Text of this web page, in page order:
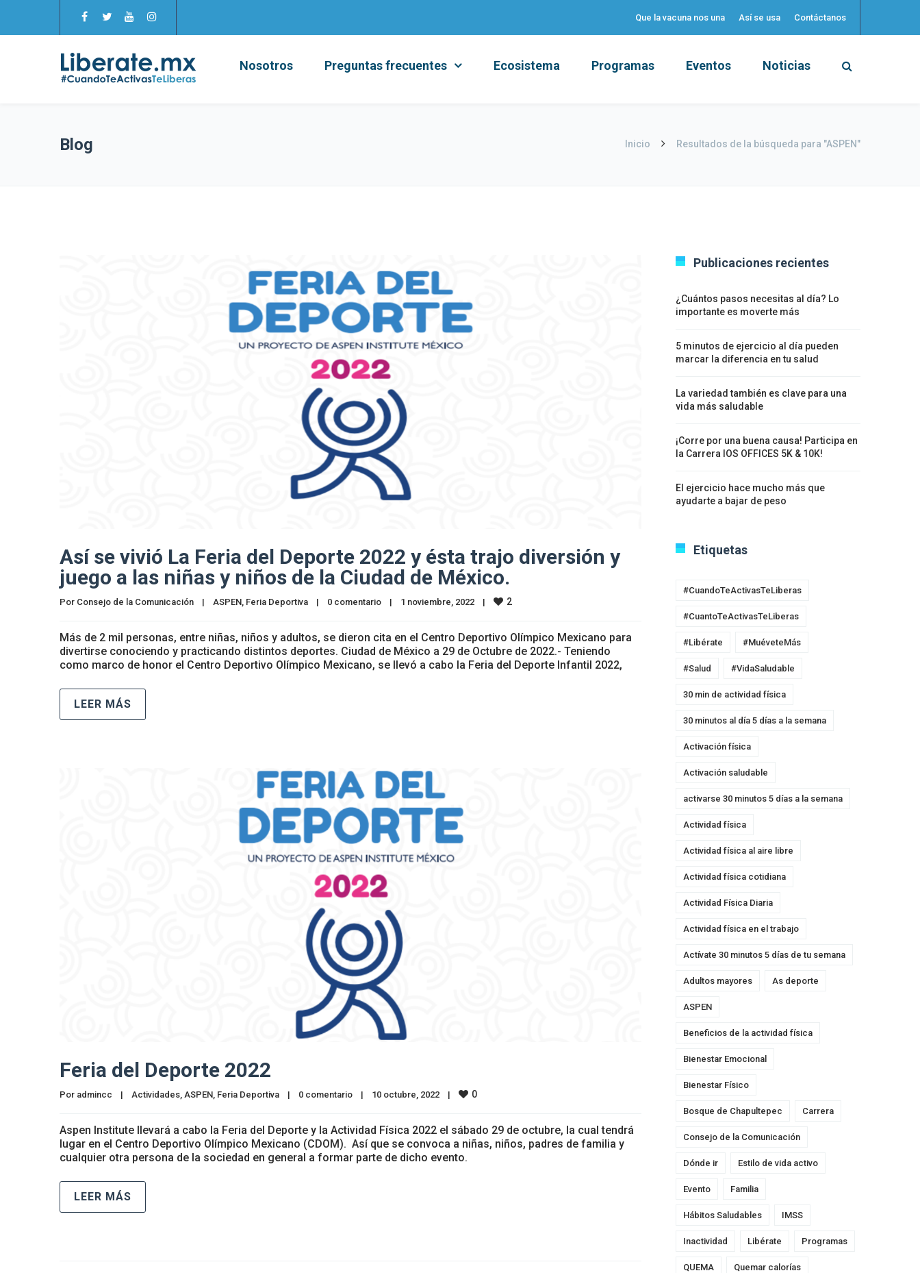
Que la vacuna nos una Así se usa Contáctanos
Nosotros Preguntas frecuentes Ecosistema Programas Eventos Noticias
Blog Inicio Resultados de la búsqueda para "ASPEN"
Así se vivió La Feria del Deporte 2022 y ésta trajo diversión y
juego a las niñas y niños de la Ciudad de México.
Por Consejo de la Comunicación | ASPEN, Feria Deportiva | 0 comentario | 1 noviembre, 2022 | 2
Más de 2 mil personas, entre niñas, niños y adultos, se dieron cita en el Centro Deportivo Olímpico Mexicano para
divertirse conociendo y practicando distintos deportes. Ciudad de México a 29 de Octubre de 2022.- Teniendo
como marco de honor el Centro Deportivo Olímpico Mexicano, se llevó a cabo la Feria del Deporte Infantil 2022,
LEER MÁS
Feria del Deporte 2022
Por admincc | Actividades, ASPEN, Feria Deportiva | 0 comentario | 10 octubre, 2022 | 0
Aspen Institute llevará a cabo la Feria del Deporte y la Actividad Física 2022 el sábado 29 de octubre, la cual tendrá
lugar en el Centro Deportivo Olímpico Mexicano (CDOM). Así que se convoca a niñas, niños, padres de familia y
cualquier otra persona de la sociedad en general a formar parte de dicho evento.
LEER MÁS
Publicaciones recientes
¿Cuántos pasos necesitas al día? Lo
importante es moverte más
5 minutos de ejercicio al día pueden
marcar la diferencia en tu salud
La variedad también es clave para una
vida más saludable
¡Corre por una buena causa! Participa en
la Carrera IOS OFFICES 5K & 10K!
El ejercicio hace mucho más que
ayudarte a bajar de peso
Etiquetas
#CuandoTeActivasTeLiberas
#CuantoTeActivasTeLiberas
#Libérate #MuéveteMás
#Salud #VidaSaludable
30 min de actividad física
30 minutos al día 5 días a la semana
Activación física
Activación saludable
activarse 30 minutos 5 días a la semana
Actividad física
Actividad física al aire libre
Actividad física cotidiana
Actividad Física Diaria
Actividad física en el trabajo
Actívate 30 minutos 5 días de tu semana
Adultos mayores As deporte
ASPEN
Beneficios de la actividad física
Bienestar Emocional
Bienestar Físico
Bosque de Chapultepec Carrera
Consejo de la Comunicación
Dónde ir Estilo de vida activo
Evento Familia
Hábitos Saludables IMSS
Inactividad Libérate Programas
QUEMA Quemar calorías